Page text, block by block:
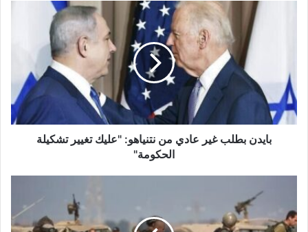
ط
ل
ب
د
ي
بايدن بطلب غير عادي من نتنياهو: "عليك تغيير تشكيلة
الحكومة"‎
ل
ا